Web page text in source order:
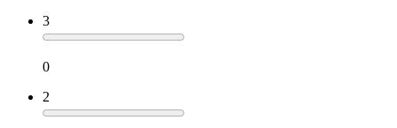
3
0
2